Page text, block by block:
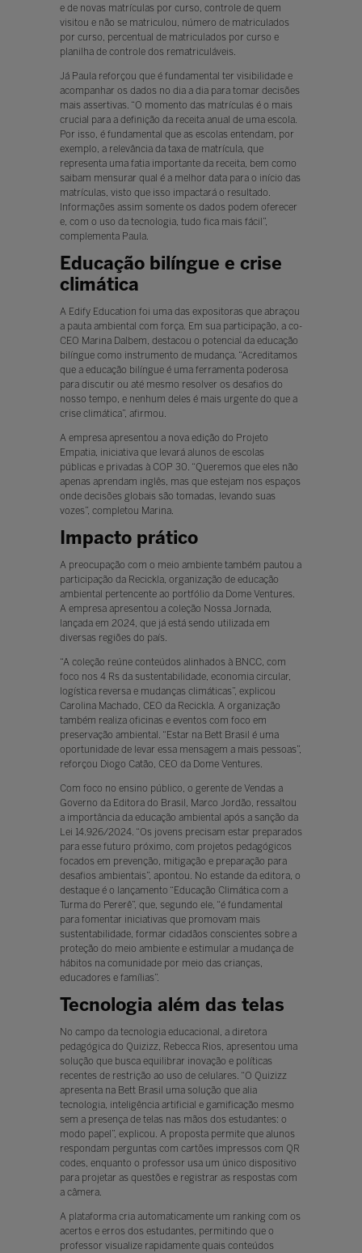
e de novas matrículas por curso, controle de quem
visitou e não se matriculou, número de matriculados
por curso, percentual de matriculados por curso e
planilha de controle dos rematriculáveis.
Já Paula reforçou que é fundamental ter visibilidade e
acompanhar os dados no dia a dia para tomar decisões
mais assertivas. “O momento das matrículas é o mais
crucial para a definição da receita anual de uma escola.
Por isso, é fundamental que as escolas entendam, por
exemplo, a relevância da taxa de matrícula, que
representa uma fatia importante da receita, bem como
saibam mensurar qual é a melhor data para o início das
matrículas, visto que isso impactará o resultado.
Informações assim somente os dados podem oferecer
e, com o uso da tecnologia, tudo fica mais fácil”,
complementa Paula.
Educação bilíngue e crise
climática
A Edify Education foi uma das expositoras que abraçou
a pauta ambiental com força. Em sua participação, a co-
CEO Marina Dalbem, destacou o potencial da educação
bilíngue como instrumento de mudança. “Acreditamos
que a educação bilíngue é uma ferramenta poderosa
para discutir ou até mesmo resolver os desafios do
nosso tempo, e nenhum deles é mais urgente do que a
crise climática”, afirmou.
A empresa apresentou a nova edição do Projeto
Empatia, iniciativa que levará alunos de escolas
públicas e privadas à COP 30. “Queremos que eles não
apenas aprendam inglês, mas que estejam nos espaços
onde decisões globais são tomadas, levando suas
vozes”, completou Marina.
Impacto prático
A preocupação com o meio ambiente também pautou a
participação da Recickla, organização de educação
ambiental pertencente ao portfólio da Dome Ventures.
A empresa apresentou a coleção Nossa Jornada,
lançada em 2024, que já está sendo utilizada em
diversas regiões do país.
“A coleção reúne conteúdos alinhados à BNCC, com
foco nos 4 Rs da sustentabilidade, economia circular,
logística reversa e mudanças climáticas”, explicou
Carolina Machado, CEO da Recickla. A organização
também realiza oficinas e eventos com foco em
preservação ambiental. “Estar na Bett Brasil é uma
oportunidade de levar essa mensagem a mais pessoas”,
reforçou Diogo Catão, CEO da Dome Ventures.
Com foco no ensino público, o gerente de Vendas a
Governo da Editora do Brasil, Marco Jordão, ressaltou
a importância da educação ambiental após a sanção da
Lei 14.926/2024. “Os jovens precisam estar preparados
para esse futuro próximo, com projetos pedagógicos
focados em prevenção, mitigação e preparação para
desafios ambientais”, apontou. No estande da editora, o
destaque é o lançamento “Educação Climática com a
Turma do Pererê”, que, segundo ele, “é fundamental
para fomentar iniciativas que promovam mais
sustentabilidade, formar cidadãos conscientes sobre a
proteção do meio ambiente e estimular a mudança de
hábitos na comunidade por meio das crianças,
educadores e famílias”.
Tecnologia além das telas
No campo da tecnologia educacional, a diretora
pedagógica do Quizizz, Rebecca Rios, apresentou uma
solução que busca equilibrar inovação e políticas
recentes de restrição ao uso de celulares. “O Quizizz
apresenta na Bett Brasil uma solução que alia
tecnologia, inteligência artificial e gamificação mesmo
sem a presença de telas nas mãos dos estudantes: o
modo papel”, explicou. A proposta permite que alunos
respondam perguntas com cartões impressos com QR
codes, enquanto o professor usa um único dispositivo
para projetar as questões e registrar as respostas com
a câmera.
A plataforma cria automaticamente um ranking com os
acertos e erros dos estudantes, permitindo que o
professor visualize rapidamente quais conteúdos